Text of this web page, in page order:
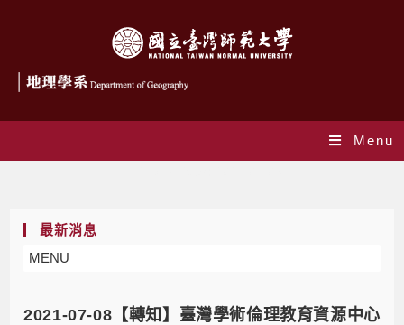
Menu
最新消息
MENU
2021-07-08【轉知】臺灣學術倫理教育資源中心